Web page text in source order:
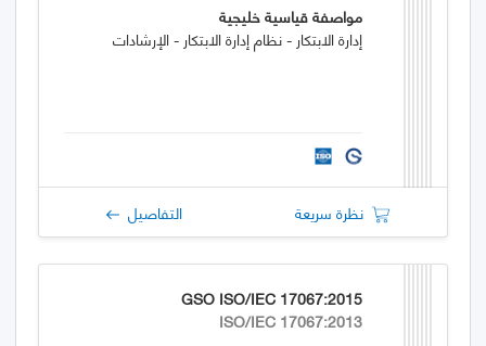
مواصفة قياسية خليجية
إدارة الابتكار - نظام إدارة الابتكار - الإرشادات
نظرة سريعة التفاصيل
GSO ISO/IEC 17067:2015
ISO/IEC 17067:2013